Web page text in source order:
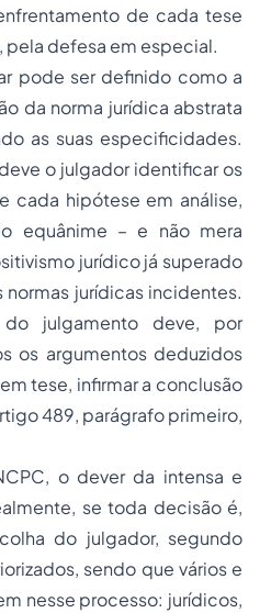
de cada tese
pela defesa em especial.
pode ser definido como a
da norma jurídica abstrata
as suas especificidades.
o julgador identificar os
cada hipótese em análise,
equânime – e não mera
jurídico já superado
normas jurídicas incidentes.
julgamento deve, por
os argumentos deduzidos
tese, infirmar a conclusão
489, parágrafo primeiro,
o dever da intensa e
se toda decisão é,
do julgador, segundo
sendo que vários e
nesse processo: jurídicos,